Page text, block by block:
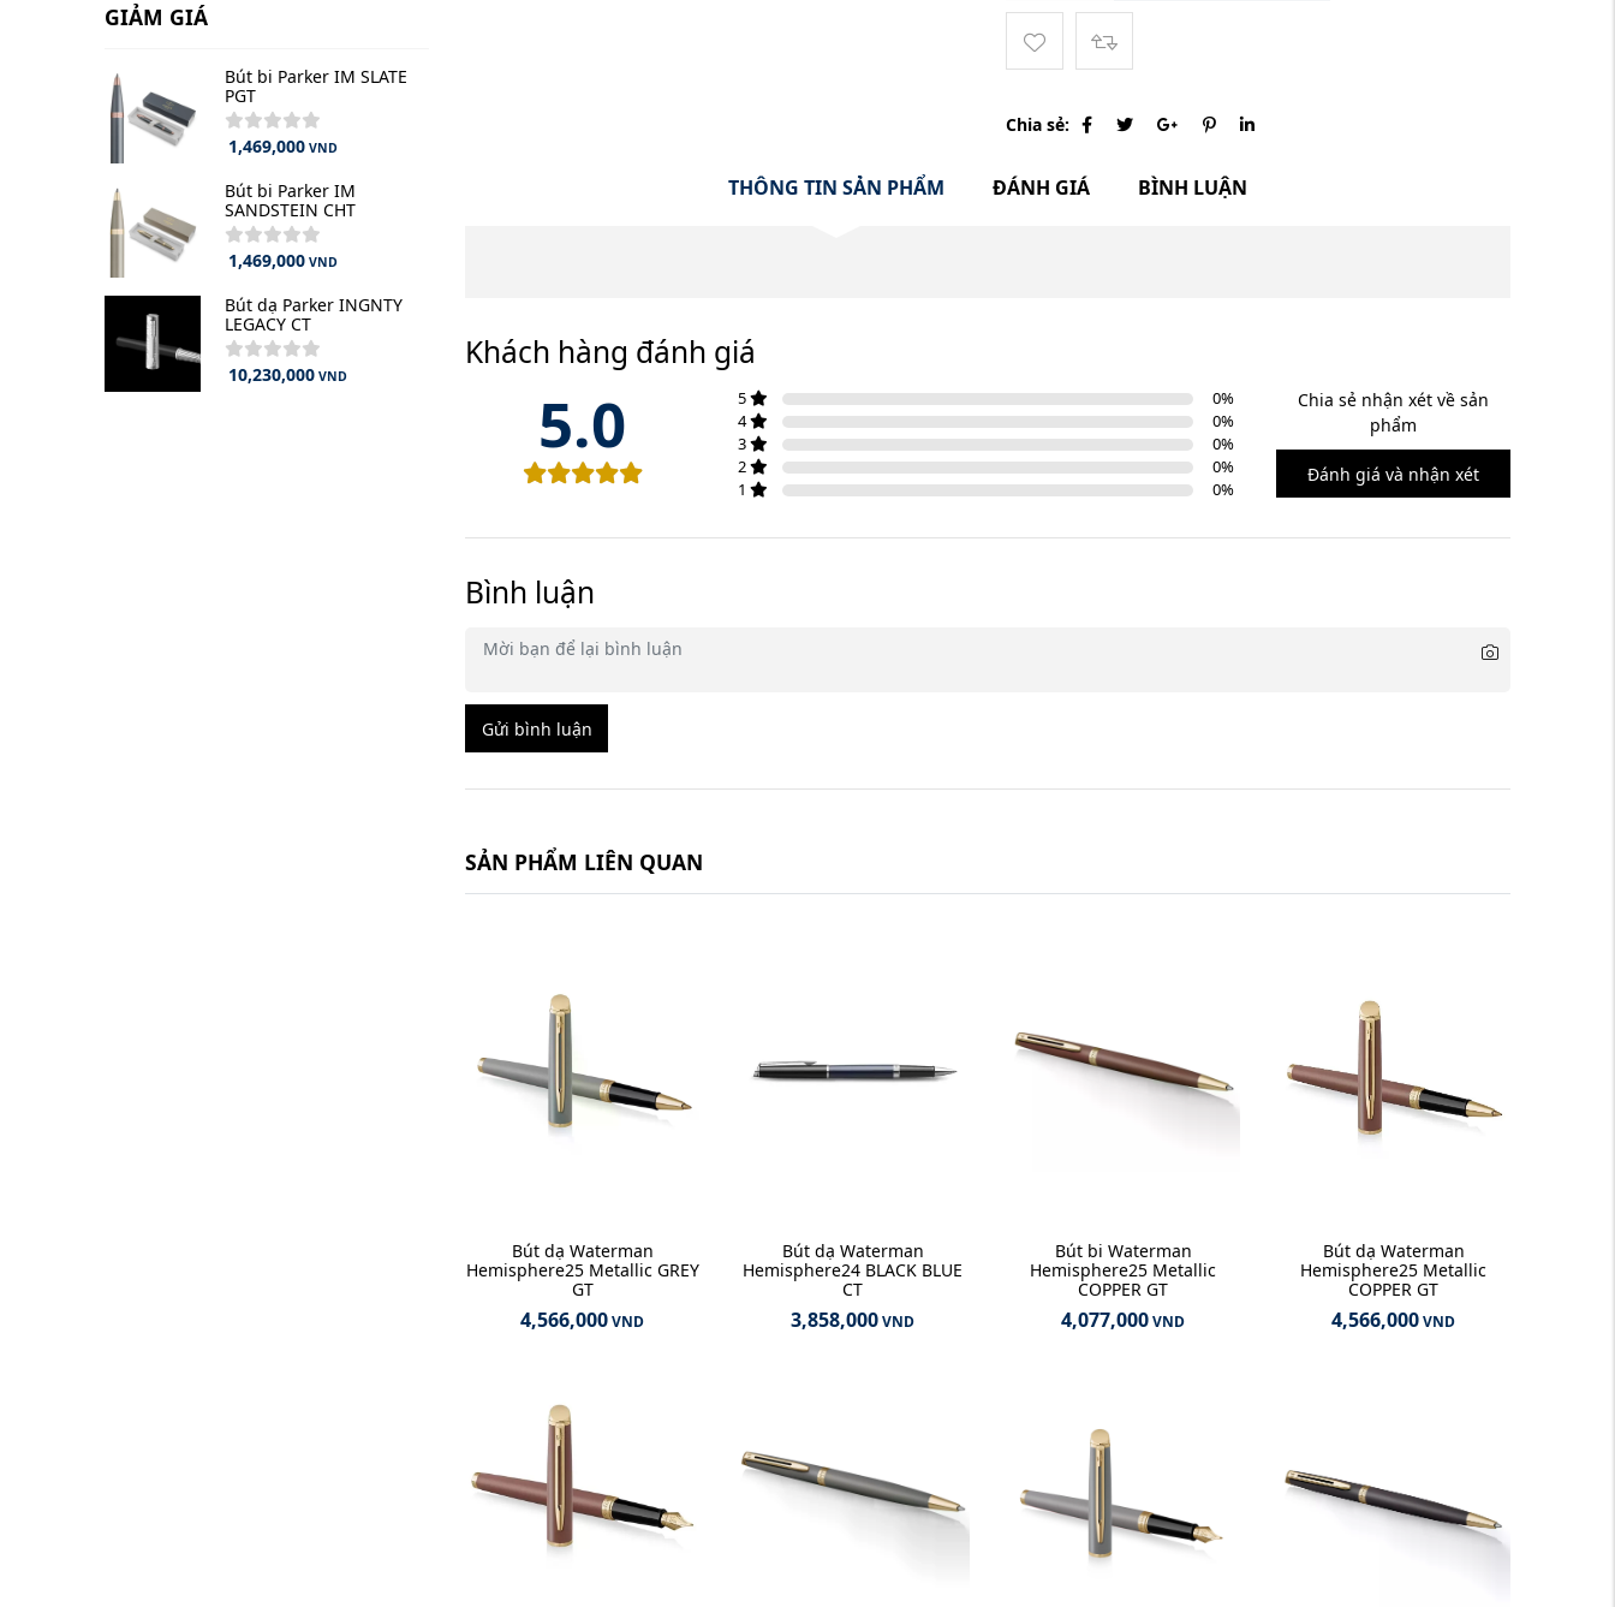
GIẢM GIÁ
Bút bi Parker IM SLATE
PGT
1,469,000 VND
Bút bi Parker IM
SANDSTEIN CHT
1,469,000 VND
Bút dạ Parker INGNTY
LEGACY CT
10,230,000 VND
Chia sẻ:
THÔNG TIN SẢN PHẨM ĐÁNH GIÁ BÌNH LUẬN
Khách hàng đánh giá
5.0 5 0%
4
0%
3
0%
2
0%
1
0%
Chia sẻ nhận xét về sản
phẩm
Đánh giá và nhận xét
Bình luận
Gửi bình luận
SẢN PHẨM LIÊN QUAN
Bút dạ Waterman
Hemisphere25 Metallic GREY
GT
4,566,000VND
Bút dạ Waterman
Hemisphere24 BLACK BLUE
CT
3,858,000VND
Bút bi Waterman
Hemisphere25 Metallic
COPPER GT
4,077,000VND
Bút dạ Waterman
Hemisphere25 Metallic
COPPER GT
4,566,000VND